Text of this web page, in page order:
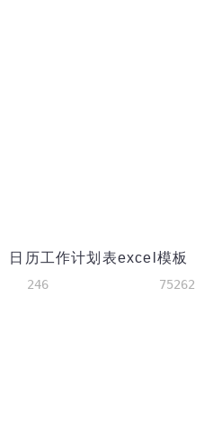
日历工作计划表excel模板
246 75262